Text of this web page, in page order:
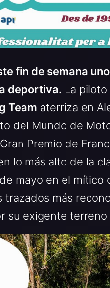
fin de semana
deportiva. La
Team aterriza en
del Mundo de
Premio de
lo más alto de la
mayo en el mítico
trazados más
su exigente terreno